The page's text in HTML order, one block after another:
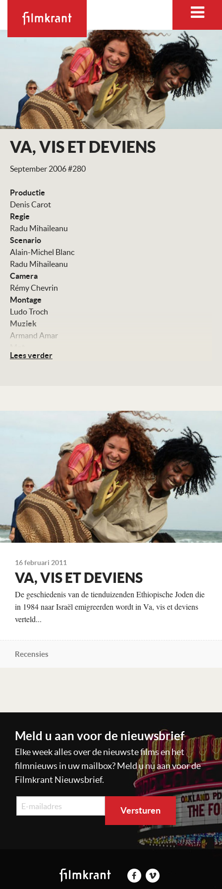
VA, VIS ET DEVIENS
September 2006 #280
Productie
Denis Carot
Regie
Radu Mihaileanu
Scenario
Alain-Michel Blanc
Radu Mihaileanu
Camera
Rémy Chevrin
Montage
Ludo Troch
Muziek
Armand Amar
Yaél Abecassis
Te zien
vanaf 21 september
Lees verder
16 februari 2011
VA, VIS ET DEVIENS
De geschiedenis van de tienduizenden Ethiopische Joden die
in 1984 naar Israël emigreerden wordt in Va, vis et deviens
verteld...
Recensies
Meld u aan voor de nieuwsbrief
Elke week alles over de nieuwste films en het
filmnieuws in uw mailbox? Meld u nu aan voor de
Filmkrant Nieuwsbrief.